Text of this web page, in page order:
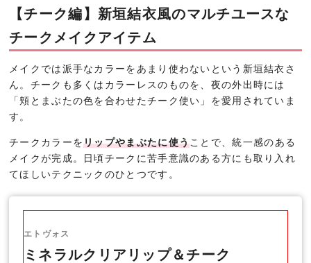
【チーク編】新垣結衣風のマルチユースな
チークメイクアイテム
メイクでは派手なカラーをあまり使わないという新垣結衣さ
ん。チークも多くはカラーレスのものを、夜の外出時には
「頬とまぶたの色を合わせたチーク使い」を愛用されていま
す。
チークカラーをリップやまぶたに使うことで、統一感のある
メイクが完成。日頃チークに苦手意識のある方にも取り入れ
てほしいテクニックのひとつです。
エトヴォス
ミネラルクリアリップ＆チーク